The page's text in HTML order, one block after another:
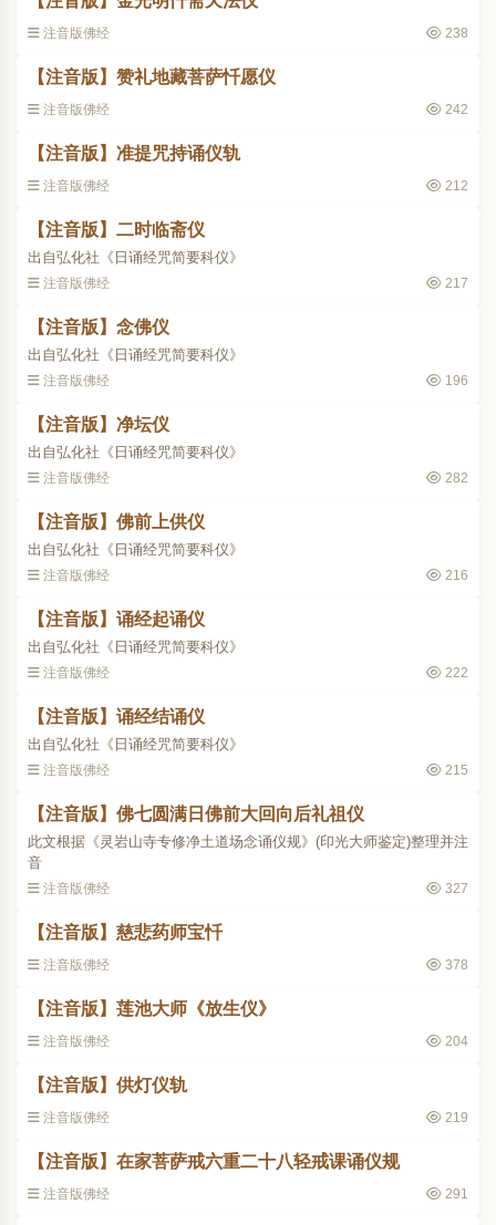
注音版佛经 238
【注音版】赞礼地藏菩萨忏愿仪
注音版佛经 242
【注音版】准提咒持诵仪轨
注音版佛经 212
【注音版】二时临斋仪
出自弘化社《日诵经咒简要科仪》
注音版佛经 217
【注音版】念佛仪
出自弘化社《日诵经咒简要科仪》
注音版佛经 196
【注音版】净坛仪
出自弘化社《日诵经咒简要科仪》
注音版佛经 282
【注音版】佛前上供仪
出自弘化社《日诵经咒简要科仪》
注音版佛经 216
【注音版】诵经起诵仪
出自弘化社《日诵经咒简要科仪》
注音版佛经 222
【注音版】诵经结诵仪
出自弘化社《日诵经咒简要科仪》
注音版佛经 215
【注音版】佛七圆满日佛前大回向后礼祖仪
此文根据《灵岩山寺专修净土道场念诵仪规》(印光大师鉴定)整理并注
音
注音版佛经 327
【注音版】慈悲药师宝忏
注音版佛经 378
【注音版】莲池大师《放生仪》
注音版佛经 204
【注音版】供灯仪轨
注音版佛经 219
【注音版】在家菩萨戒六重二十八轻戒课诵仪规
注音版佛经 291